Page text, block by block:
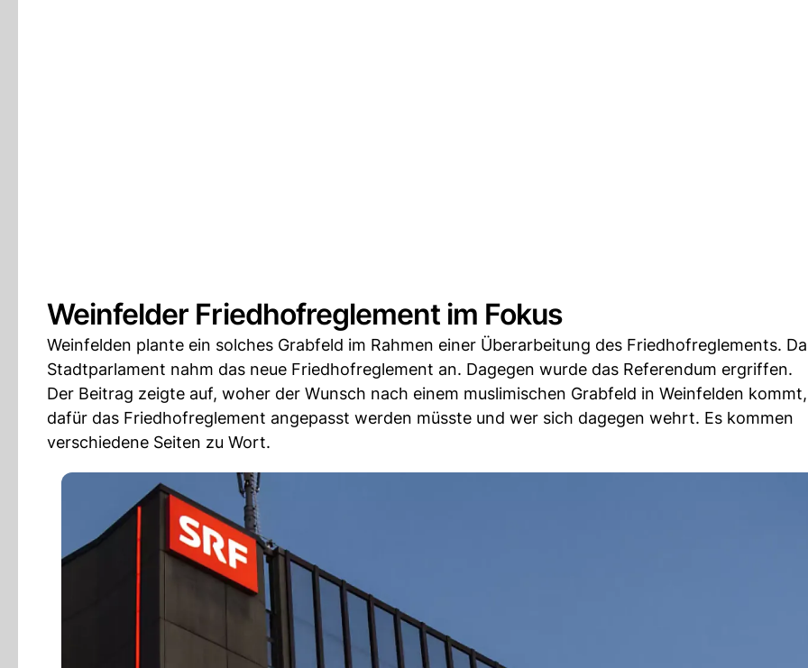
Weinfelder Friedhofreglement im Fokus
Weinfelden plante ein solches Grabfeld im Rahmen einer Überarbeitung des Friedhofreglements.
Stadtparlament nahm das neue Friedhofreglement an. Dagegen wurde das Referendum ergriffen.
Der Beitrag zeigte auf, woher der Wunsch nach einem muslimischen Grabfeld in Weinfelden
dafür das Friedhofreglement angepasst werden müsste und wer sich dagegen wehrt. Es kommen
verschiedene Seiten zu Wort.